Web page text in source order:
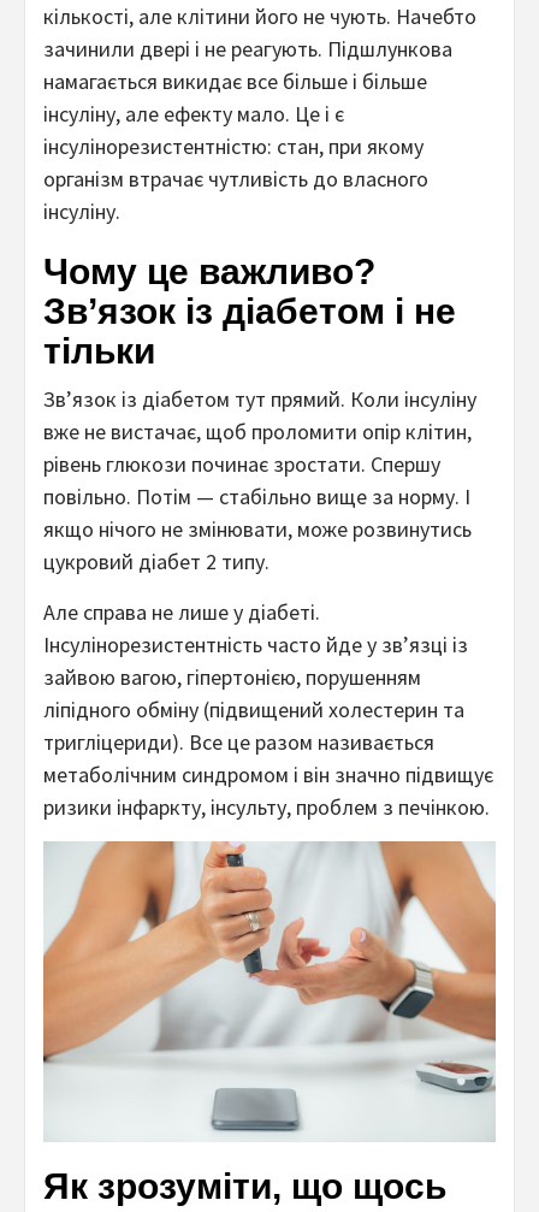
кількості, але клітини його не чують. Начебто
зачинили двері і не реагують. Підшлункова
намагається викидає все більше і більше
інсуліну, але ефекту мало. Це і є
інсулінорезистентністю: стан, при якому
організм втрачає чутливість до власного
інсуліну.
Чому це важливо?
Зв’язок із діабетом і не
тільки
Зв’язок із діабетом тут прямий. Коли інсуліну
вже не вистачає, щоб проломити опір клітин,
рівень глюкози починає зростати. Спершу
повільно. Потім — стабільно вище за норму. І
якщо нічого не змінювати, може розвинутись
цукровий діабет 2 типу.
Але справа не лише у діабеті.
Інсулінорезистентність часто йде у зв’язці із
зайвою вагою, гіпертонією, порушенням
ліпідного обміну (підвищений холестерин та
тригліцериди). Все це разом називається
метаболічним синдромом і він значно підвищує
ризики інфаркту, інсульту, проблем з печінкою.
Як зрозуміти, що щось